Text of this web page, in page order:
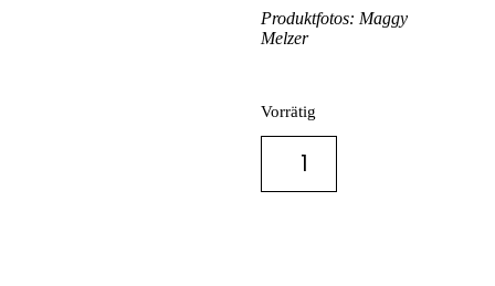
Produktfotos: Maggy
Melzer
Vorrätig